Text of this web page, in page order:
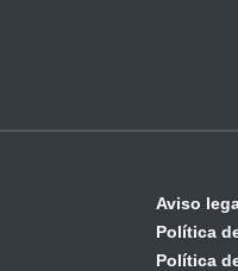
Aviso
Política
Política